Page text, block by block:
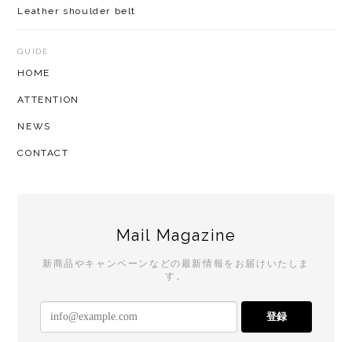
Leather shoulder belt
GUIDE
HOME
ATTENTION
NEWS
CONTACT
Mail Magazine
新商品やキャンペーンなどの最新情報をお届けいたしま
す。
登録